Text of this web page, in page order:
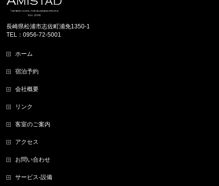
長崎県松浦市志佐町浦免1350-1
TEL：0956-72-5001
ホーム
宿泊予約
会社概要
リンク
客室のご案内
アクセス
お問い合わせ
サービス-設備